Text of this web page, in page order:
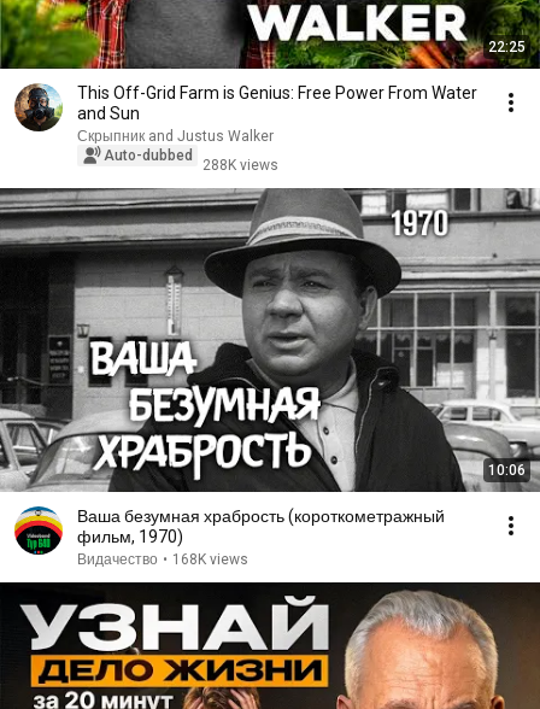
22:25
This Off-Grid Farm is Genius: Free Power From Water
and Sun
Скрыпник and Justus Walker
Auto-dubbed
288K views
10:06
Ваша безумная храбрость (короткометражный
фильм, 1970)
Видачество • 168K views